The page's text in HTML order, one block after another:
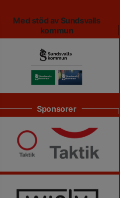
Med stöd av Sundsvalls
kommun
Sponsorer